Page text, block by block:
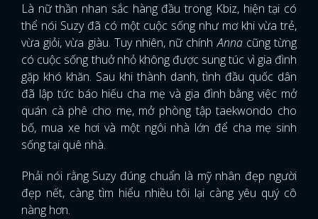
Là nữ thần nhan sắc hàng đầu trong Kbiz, hiện tại có
thể nói Suzy đã có một cuộc sống như mơ khi vừa trẻ,
vừa giỏi, vừa giàu. Tuy nhiên, nữ chínhAnnacũng từng
có cuộc sống thuở nhỏ không được sung túc vì gia đình
gặp khó khăn. Sau khi thành danh, tình đầu quốc dân
đã lập tức báo hiếu cha mẹ và gia đình bằng việc mở
quán cà phê cho mẹ, mở phòng tập taekwondo cho
bố, mua xe hơi và một ngôi nhà lớn để cha mẹ sinh
sống tại quê nhà.
Phải nói rằng Suzy đúng chuẩn là mỹ nhân đẹp người
đẹp nết, càng tìm hiểu nhiều tôi lại càng yêu quý cô
nàng hơn.